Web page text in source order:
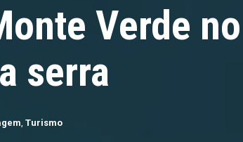
Verde
serra
Turismo